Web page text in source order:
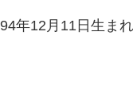
年12月11日生ま